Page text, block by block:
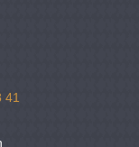
41